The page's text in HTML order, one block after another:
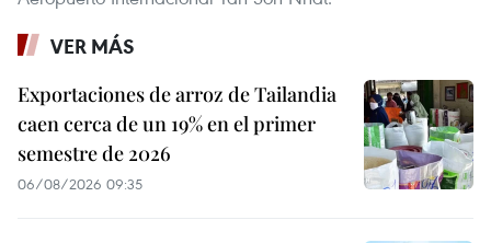
VER MÁS
Exportaciones de arroz de Tailandia
caen cerca de un 19% en el primer
semestre de 2026
06/08/2026 09:35